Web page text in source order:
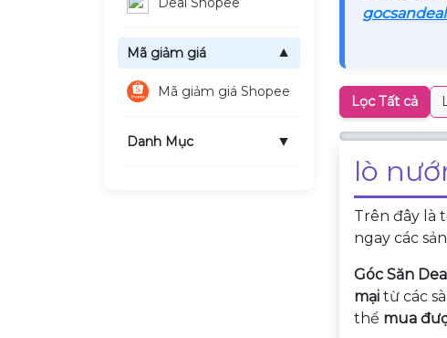
Mã giảm giá ▼
Mã giảm giá Shopee
Danh Mục ▼
Lọc Tất cả
lò
Trên đây là
ngay các
Góc Săn Deal
mại từ các
thể mua